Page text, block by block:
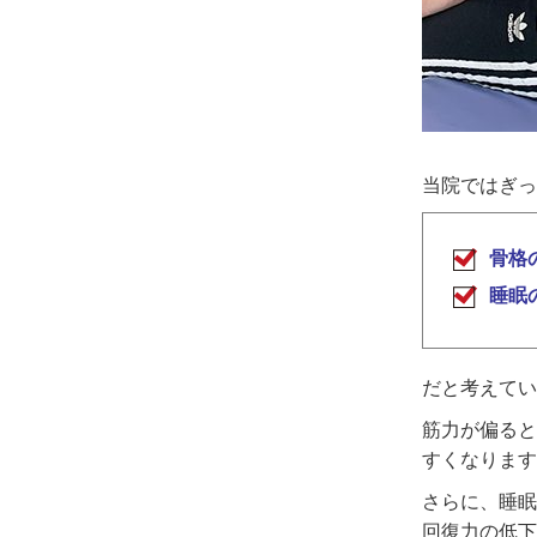
当院ではぎ
骨格
睡眠
だと考えて
筋力が偏る
すくなりま
さらに、睡
回復力の低